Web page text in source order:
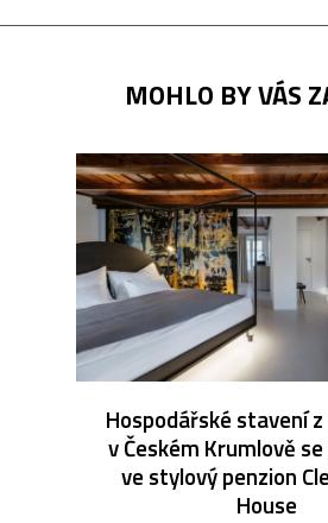
MOHLO BY VÁS
Hospodářské stavení
v Českém Krumlově
ve stylový penzion
House